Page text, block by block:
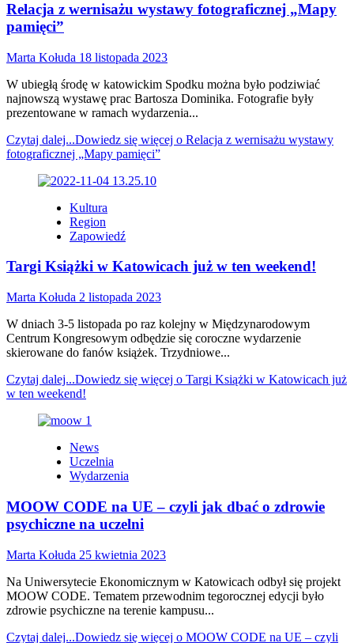
Relacja z wernisażu wystawy fotograficznej „Mapy
pamięci”
Marta Kołuda 18 listopada 2023
W ubiegłą środę w katowickim Spodku można było podziwiać
najnowszą wystawę prac Bartosza Dominika. Fotografie były
prezentowane w ramach wydarzenia...
Czytaj dalej...Dowiedz się więcej o Relacja z wernisażu wystawy
fotograficznej „Mapy pamięci”
Kultura
Region
Zapowiedź
Targi Książki w Katowicach już w ten weekend!
Marta Kołuda 2 listopada 2023
W dniach 3-5 listopada po raz kolejny w Międzynarodowym
Centrum Kongresowym odbędzie się coroczne wydarzenie
skierowane do fanów książek. Trzydniowe...
Czytaj dalej...Dowiedz się więcej o Targi Książki w Katowicach już
w ten weekend!
News
Uczelnia
Wydarzenia
MOOW CODE na UE – czyli jak dbać o zdrowie
psychiczne na uczelni
Marta Kołuda 25 kwietnia 2023
Na Uniwersytecie Ekonomicznym w Katowicach odbył się projekt
MOOW CODE. Tematem przewodnim tegorocznej edycji było
zdrowie psychiczne na terenie kampusu...
Czytaj dalej...Dowiedz się więcej o MOOW CODE na UE – czyli